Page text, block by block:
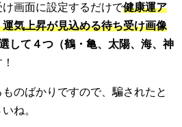
画面に設定するだけで健康運ア
気上昇が見込める待ち受け画像
して４つ（鶴・亀、太陽、海、神
のばかりですので、騙されたと
ね。